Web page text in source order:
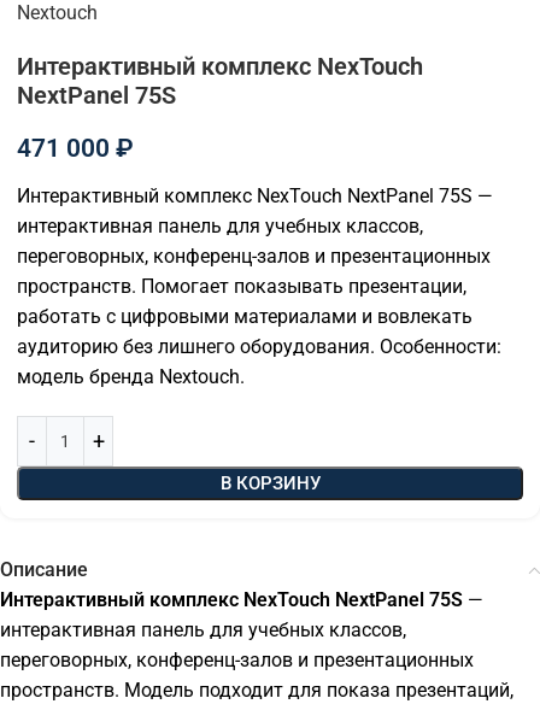
Nextouch
Интерактивный комплекс NexTouch
NextPanel 75S
471 000 ₽
Интерактивный комплекс NexTouch NextPanel 75S —
интерактивная панель для учебных классов,
переговорных, конференц-залов и презентационных
пространств. Помогает показывать презентации,
работать с цифровыми материалами и вовлекать
аудиторию без лишнего оборудования. Особенности:
модель бренда Nextouch.
В КОРЗИНУ
Описание
Интерактивный комплекс NexTouch NextPanel 75S —
интерактивная панель для учебных классов,
переговорных, конференц-залов и презентационных
пространств. Модель подходит для показа презентаций,